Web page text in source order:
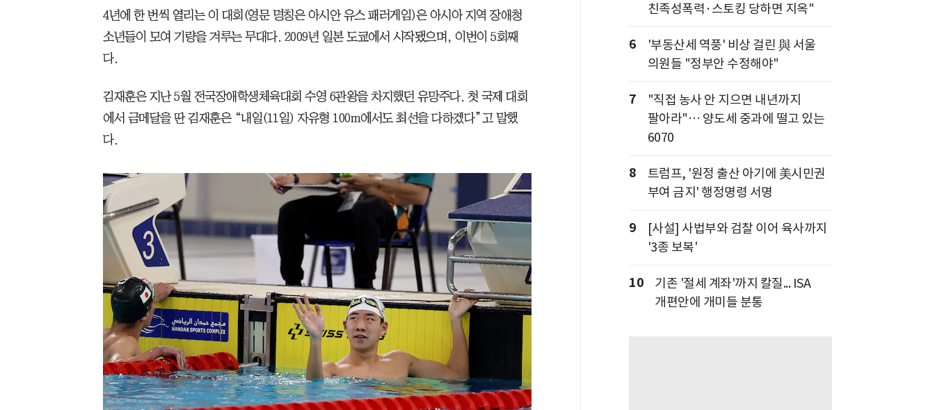
4년에 한 번씩 열리는 이 대회(영문 명칭은 아시안 유스 패러게임)은 아시아 지역 장애청
소년들이 모여 기량을 겨루는 무대다. 2009년 일본 도쿄에서 시작됐으며, 이번이 5회째
다.
김재훈은 지난 5월 전국장애학생체육대회 수영 6관왕을 차지했던 유망주다. 첫 국제 대회
에서 금메달을 딴 김재훈은 “내일(11일) 자유형 100m에서도 최선을 다하겠다”고 말했
다.
친족성폭력·스토킹 당하면 지옥"
6
'부동산세 역풍' 비상 걸린 與 서울
의원들 "정부안 수정해야"
7
"직접 농사 안 지으면 내년까지
팔아라"… 양도세 중과에 떨고 있는
6070
8
트럼프, '원정 출산 아기에 美시민권
부여 금지' 행정명령 서명
9
[사설] 사법부와 검찰 이어 육사까지
'3종 보복'
10
기존 '절세 계좌'까지 칼질... ISA
개편안에 개미들 분통